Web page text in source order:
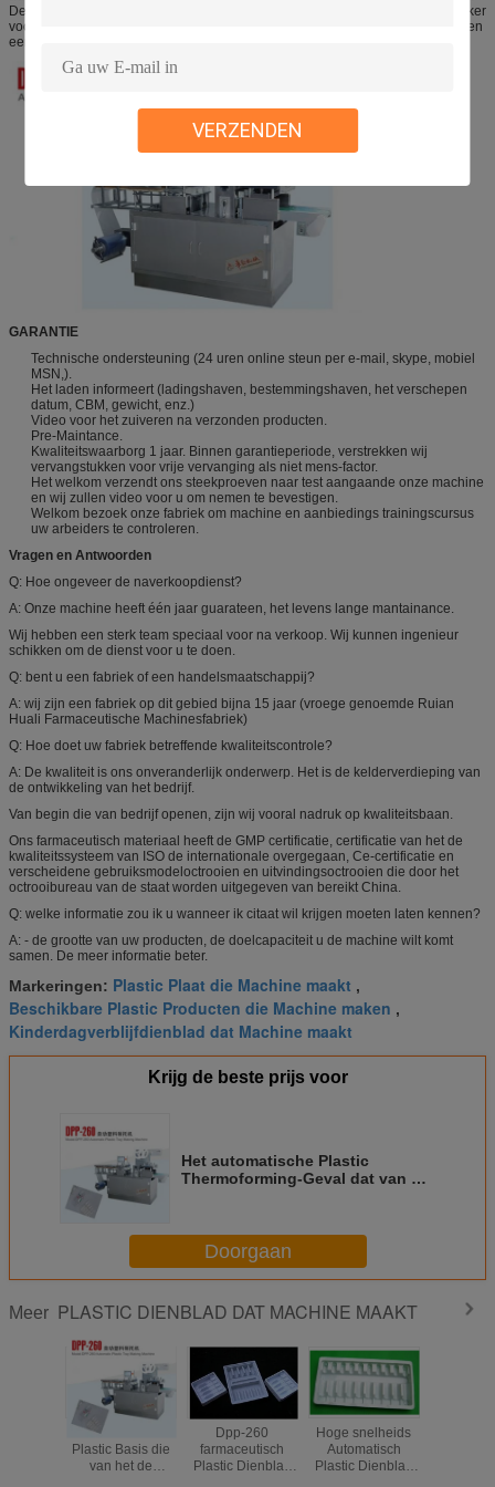
VERZENDEN
De vormen van de machine keurt trapezoïdestijl bevestigen goed gemakkelijker
voor zich voorwaarts of achterwaarts bewegen maakt op veranderende vormen
eenvoudiger.
GARANTIE
Technische ondersteuning (24 uren online steun per e-mail, skype, mobiel
MSN,).
Het laden informeert (ladingshaven, bestemmingshaven, het verschepen
datum, CBM, gewicht, enz.)
Video voor het zuiveren na verzonden producten.
Pre-Maintance.
Kwaliteitswaarborg 1 jaar. Binnen garantieperiode, verstrekken wij
vervangstukken voor vrije vervanging als niet mens-factor.
Het welkom verzendt ons steekproeven naar test aangaande onze machine
en wij zullen video voor u om nemen te bevestigen.
Welkom bezoek onze fabriek om machine en aanbiedings trainingscursus
uw arbeiders te controleren.
Vragen en Antwoorden
Q: Hoe ongeveer de naverkoopdienst?
A: Onze machine heeft één jaar guarateen, het levens lange mantainance.
Wij hebben een sterk team speciaal voor na verkoop. Wij kunnen ingenieur
schikken om de dienst voor u te doen.
Q: bent u een fabriek of een handelsmaatschappij?
A: wij zijn een fabriek op dit gebied bijna 15 jaar (vroege genoemde Ruian
Huali Farmaceutische Machinesfabriek)
Q: Hoe doet uw fabriek betreffende kwaliteitscontrole?
A: De kwaliteit is ons onveranderlijk onderwerp. Het is de kelderverdieping van
de ontwikkeling van het bedrijf.
Van begin die van bedrijf openen, zijn wij vooral nadruk op kwaliteitsbaan.
Ons farmaceutisch materiaal heeft de GMP certificatie, certificatie van het de
kwaliteitssysteem van ISO de internationale overgegaan, Ce-certificatie en
verscheidene gebruiksmodeloctrooien en uitvindingsoctrooien die door het
octrooibureau van de staat worden uitgegeven van bereikt China.
Q: welke informatie zou ik u wanneer ik citaat wil krijgen moeten laten kennen?
A: - de grootte van uw producten, de doelcapaciteit u de machine wilt komt
samen. De meer informatie beter.
Markeringen: Plastic Plaat die Machine maakt ,
Beschikbare Plastic Producten die Machine maken ,
Kinderdagverblijfdienblad dat Machine maakt
Krijg de beste prijs voor
Het automatische Plastic
Thermoforming-Geval dat van het
Doorgaan
Meer PLASTIC DIENBLAD DAT MACHINE MAAKT
De automatische
Plastic Basis die
van het de
Dpp-260
farmaceutisch
Plastic Dienblad
Hoge snelheids
Automatisch
Plastic Dienblad